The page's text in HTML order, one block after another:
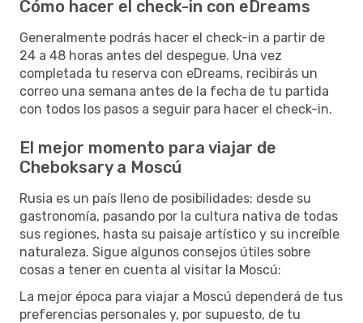
Cómo hacer el check-in con eDreams
Generalmente podrás hacer el check-in a partir de
24 a 48 horas antes del despegue. Una vez
completada tu reserva con eDreams, recibirás un
correo una semana antes de la fecha de tu partida
con todos los pasos a seguir para hacer el check-in.
El mejor momento para viajar de
Cheboksary a Moscú
Rusia es un país lleno de posibilidades: desde su
gastronomía, pasando por la cultura nativa de todas
sus regiones, hasta su paisaje artístico y su increíble
naturaleza. Sigue algunos consejos útiles sobre
cosas a tener en cuenta al visitar la Moscú:
La mejor época para viajar a Moscú dependerá de tus
preferencias personales y, por supuesto, de tu